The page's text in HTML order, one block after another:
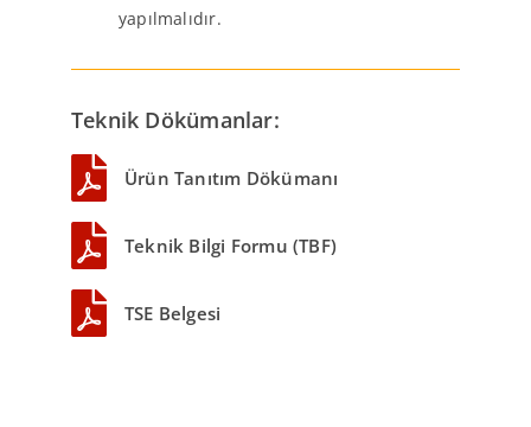
yapılmalıdır.
Teknik Dökümanlar:
Ürün Tanıtım Dökümanı
Teknik Bilgi Formu (TBF)
TSE Belgesi